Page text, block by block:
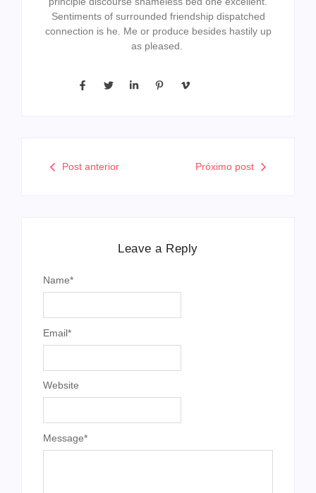
Sentiments of surrounded friendship dispatched
connection is he. Me or produce besides hastily up
as pleased.
Post anterior Próximo post
Leave a Reply
Message*
Name*
Email*
Website